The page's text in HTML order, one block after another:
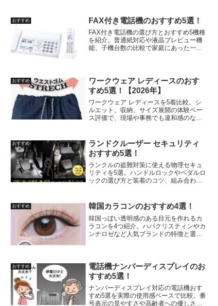
す。
おすすめ FAX付き電話機のおすすめ5選！
FAX付き電話機の選び方とおすすめ5機種
を紹介。普通紙対応や液晶プレビュー機
能、子機台数の比較で家庭にあった一台
おすすめ
ワークウェア レディースのおす
すめ5選！【2026年】
ワークウェア レディースを5着比較。シ
ルエット、収納、サイズ展開の体験ベー
ス評価で、現場や事務でも違和感のない1
おすすめ
ランドクルーザー セキュリティ
おすすめ5選！
ランクルの盗難対策に使える物理セキュ
リティを5選。ハンドルロックやペダルロ
ックの選び方と装着のコツ、組み合わせ
おすすめ 韓国カラコンのおすすめ4選！
韓国っぽい透明感のある目元を作れるカ
ラコンを4つ紹介。ハパクリスティンやカ
ンナロゼなど人気ブランドの特徴と選び
おすすめ
電話機ナンバーディスプレイのお
すすめ5選！
ナンバーディスプレイ対応の電話機おす
すめ5選を実際の使用感ベースで比較。番
号表示の見やすさや高齢者への優しさを